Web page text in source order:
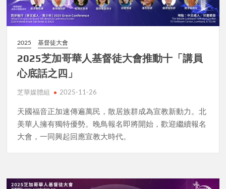
2025 基督徒大會
2025芝加哥華人基督徒大會推動十「講員
心底話之四」
芝華媒體組 2025-11-26
天國福音正加速傳遍萬民，散居族群成為宣教新動力。北
美華人擁有獨特優勢。晚鳥報名即將開始，歡迎繼續報名
大會，一同興起回應宣教大時代。